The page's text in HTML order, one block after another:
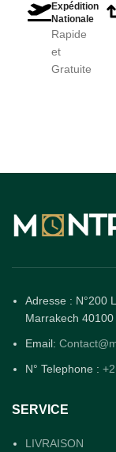
Expédition
Nationale
Rapide
et
Gratuite
Adresse : N°200
Marrakech 40100
Email:
N° Telephone :
SERVICE
LIVRAISON